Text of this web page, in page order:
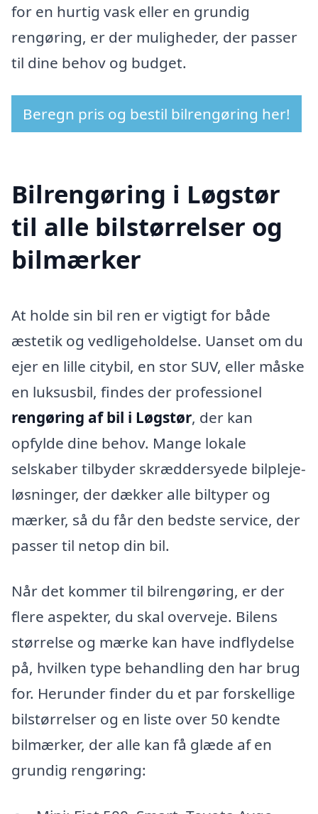
for en hurtig vask eller en grundig
rengøring, er der muligheder, der passer
til dine behov og budget.
Beregn pris og bestil bilrengøring her!
Bilrengøring i Løgstør
til alle bilstørrelser og
bilmærker
At holde sin bil ren er vigtigt for både
æstetik og vedligeholdelse. Uanset om du
ejer en lille citybil, en stor SUV, eller måske
en luksusbil, findes der professionel
rengøring af bil i Løgstør, der kan
opfylde dine behov. Mange lokale
selskaber tilbyder skræddersyede bilpleje-
løsninger, der dækker alle biltyper og
mærker, så du får den bedste service, der
passer til netop din bil.
Når det kommer til bilrengøring, er der
flere aspekter, du skal overveje. Bilens
størrelse og mærke kan have indflydelse
på, hvilken type behandling den har brug
for. Herunder finder du et par forskellige
bilstørrelser og en liste over 50 kendte
bilmærker, der alle kan få glæde af en
grundig rengøring: